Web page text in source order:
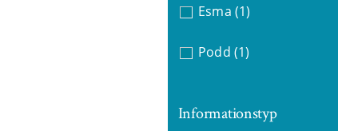
Esma (1)
Podd (1)
Informationstyp